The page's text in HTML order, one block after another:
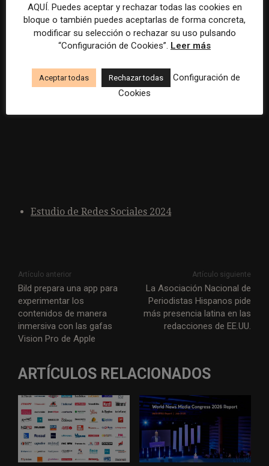
Más información:
Estudio de Redes Sociales 2024
Artículo anterior
Bild prepara una app para
experimentar los
contenidos de manera
inmersiva con las gafas
Vision Pro de Apple
Artículo siguiente
La Asociación Nacional de
Periodistas Hispanos pide
más presencia latina en las
redacciones de EE.UU.
ARTÍCULOS RELACIONADOS
AQUÍ. Puedes aceptar y rechazar todas las cookies en
bloque o también puedes aceptarlas de forma concreta,
modificar su selección o rechazar su uso pulsando
“Configuración de Cookies”. Leer más
Aceptar todas Rechazar todas
Configuración de
Cookies